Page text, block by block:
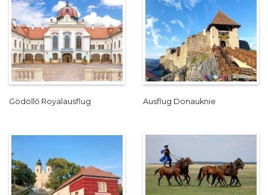
Gödöllő Royalausflug Ausflug Donauknie